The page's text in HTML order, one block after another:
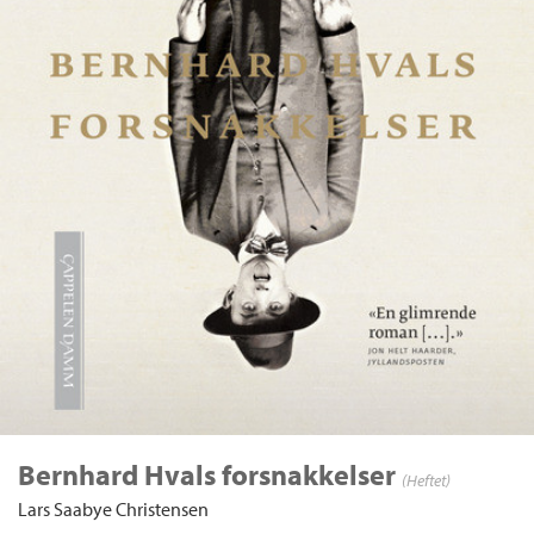
Bernhard Hvals forsnakkelser (Heftet)
Lars Saabye Christensen